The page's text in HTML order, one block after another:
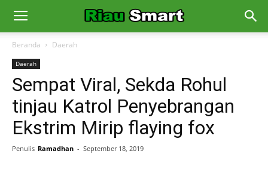
Beranda Daerah
Daerah
Sempat Viral, Sekda Rohul
tinjau Katrol Penyebrangan
Ekstrim Mirip flaying fox
Penulis Ramadhan - September 18, 2019